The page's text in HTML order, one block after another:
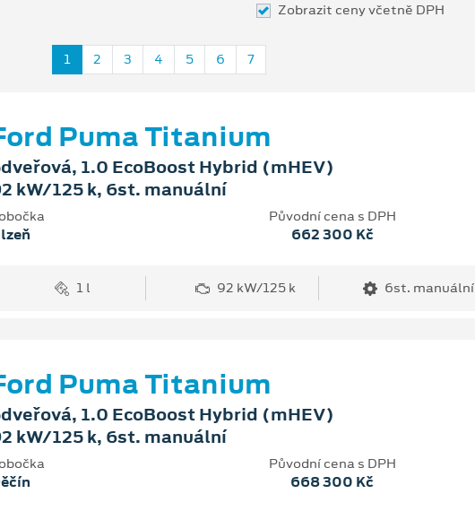
Zobrazit ceny včetně DPH
1 2 3 4 5 6 7
Puma Titanium
1.0 EcoBoost Hybrid (mHEV)
kW/125 k, 6st. manuální
Původní cena s DPH
662 300 Kč
1 l 92 kW/125 k 6st. manuální
Puma Titanium
1.0 EcoBoost Hybrid (mHEV)
kW/125 k, 6st. manuální
Původní cena s DPH
668 300 Kč